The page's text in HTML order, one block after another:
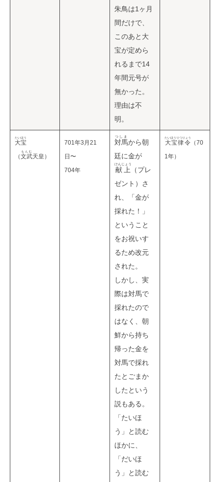
朱鳥は1ヶ月
間だけで、
このあと大
宝が定めら
れるまで14
年間元号が
無かった。
理由は不
明。
大宝
たいほう
（文武
もんむ
天皇）
701年3月21
日〜
704年
対馬
つしま
から朝
廷に金が
献上
けんじょう
（プレ
ゼント）さ
れ、「金が
採れた！」
ということ
をお祝いす
るため改元
された。
しかし、実
際は対馬で
採れたので
はなく、朝
鮮から持ち
帰った金を
対馬で採れ
たとごまか
したという
説もある。
「たいほ
う」と読む
ほかに、
「だいほ
う」と読む
大宝律令
たいほうりつりょう
（70
1年）